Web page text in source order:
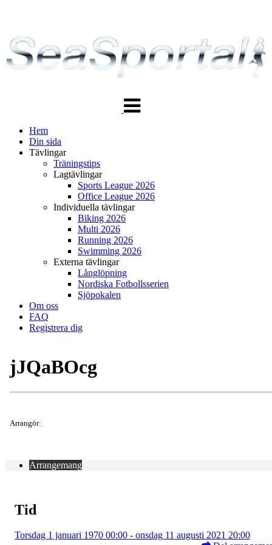
navigering
Hem
Din sida
Tävlingar
Träningstips
Lagtävlingar
Sports League 2026
Office League 2026
Individuella tävlingar
Biking 2026
Multi 2026
Running 2026
Swimming 2026
Externa tävlingar
Långlöpning
Nordiska Fotbollsserien
Sjöpokalen
Om oss
FAQ
Registrera dig
jJQaBOcg
Arrangör:
Arrangemang
Tid
Torsdag 1 januari 1970 00:00 - onsdag 11 augusti 2021 20:00